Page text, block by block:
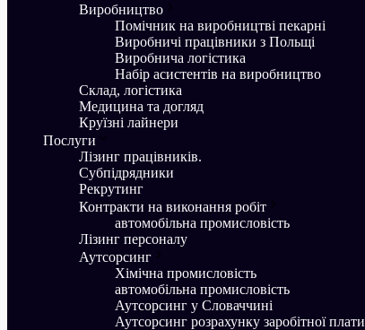
Виробництво
Помічник на виробництві пекарні
Виробничі працівники з Польщі
Виробнича логістика
Набір асистентів на виробництво
Склад, логістика
Медицина та догляд
Круїзні лайнери
Послуги
Лізинг працівників.
Субпідрядники
Рекрутинг
Контракти на виконання робіт
aвтомобільна промисловість
Лізинг персоналу
Аутсорсинг
Хімічна промисловість
aвтомобільна промисловість
Аутсорсинг у Словаччині
Аутсорсинг розрахунку заробітної плати